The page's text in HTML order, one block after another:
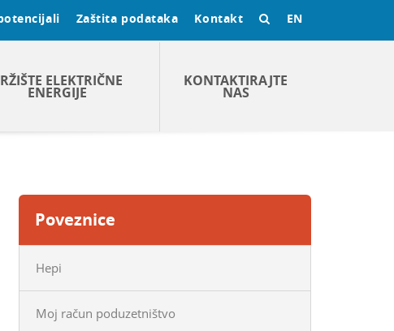
Zaštita podataka Kontakt EN
ELEKTRIČNE
ENERGIJE
KONTAKTIRAJTE
NAS
Poveznice
Hepi
Moj račun poduzetništvo